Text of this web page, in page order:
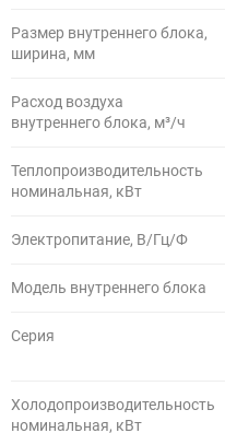
Размер внутреннего блока,
ширина, мм
Расход воздуха
внутреннего блока, м³/ч
Теплопроизводительность
номинальная, кВт
Электропитание, В/Гц/Ф
Модель внутреннего блока
Серия
Холодопроизводительность
номинальная, кВт